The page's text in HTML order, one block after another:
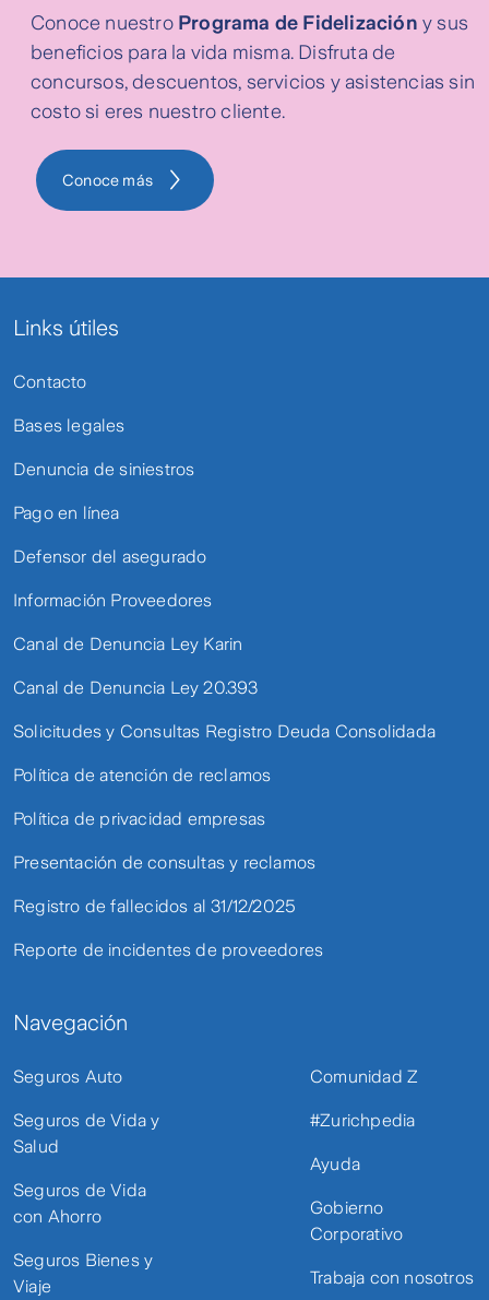
Conoce nuestro Programa de Fidelización y sus
beneficios para la vida misma. Disfruta de
concursos, descuentos, servicios y asistencias sin
costo si eres nuestro cliente.
Conoce más
Links útiles
Contacto
Bases legales
Denuncia de siniestros
Pago en línea
Defensor del asegurado
Información Proveedores
Canal de Denuncia Ley Karin
Canal de Denuncia Ley 20.393
Solicitudes y Consultas Registro Deuda Consolidada
Política de atención de reclamos
Política de privacidad empresas
Presentación de consultas y reclamos
Registro de fallecidos al 31/12/2025
Reporte de incidentes de proveedores
Navegación
Seguros Auto
Seguros de Vida y
Salud
Seguros de Vida
con Ahorro
Seguros Bienes y
Viaje
Comunidad Z
#Zurichpedia
Ayuda
Gobierno
Corporativo
Trabaja con nosotros